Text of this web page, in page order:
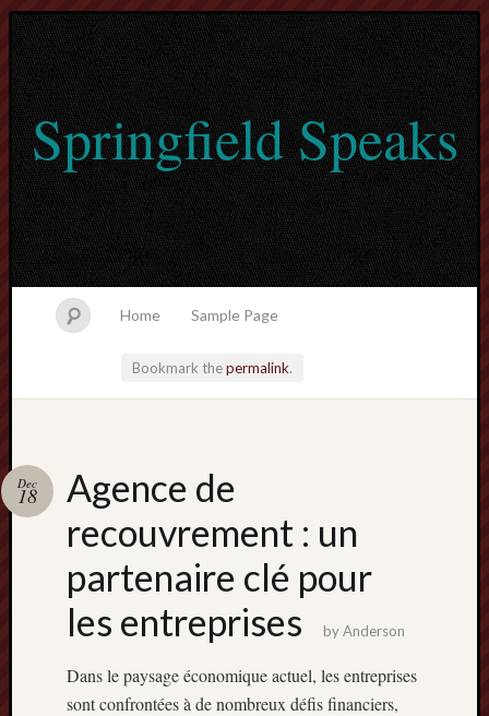
Springfield Speaks
Home Sample Page
Bookmark thepermalink.
Agence de
recouvrement : un
partenaire clé pour
les entreprises
Dec
18
byAnderson
Dans le paysage économique actuel, les entreprises
sont confrontées à de nombreux défis financiers,